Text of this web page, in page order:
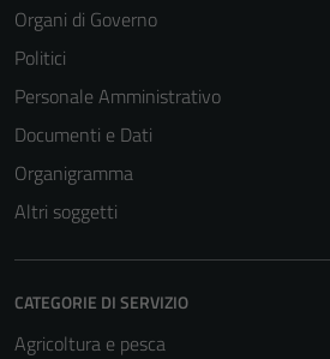
Organi di Governo
Politici
Personale Amministrativo
Documenti e Dati
Organigramma
Altri soggetti
CATEGORIE DI SERVIZIO
Agricoltura e pesca